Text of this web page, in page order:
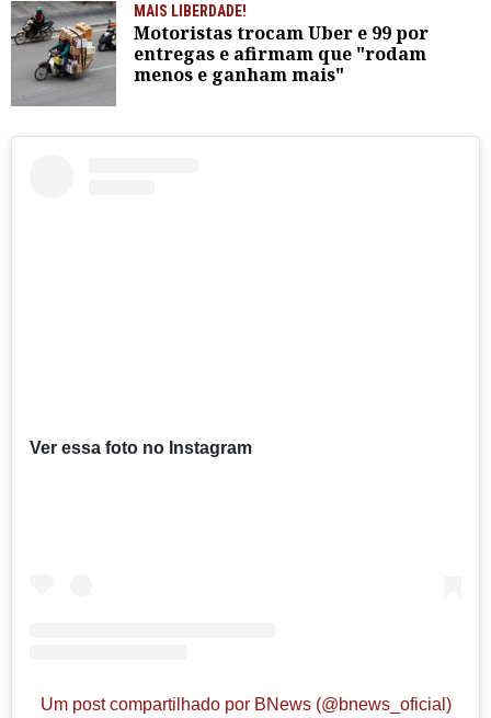
MAIS LIBERDADE!
Motoristas trocam Uber e 99 por
entregas e afirmam que "rodam
menos e ganham mais"
Ver essa foto no Instagram
Um post compartilhado por BNews (@bnews_oficial)